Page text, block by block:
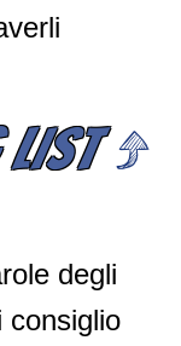
degli
consiglio